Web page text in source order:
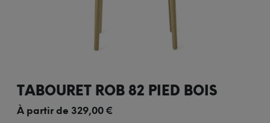
TABOURET ROB 82 PIED BOIS
À partir de 329,00€